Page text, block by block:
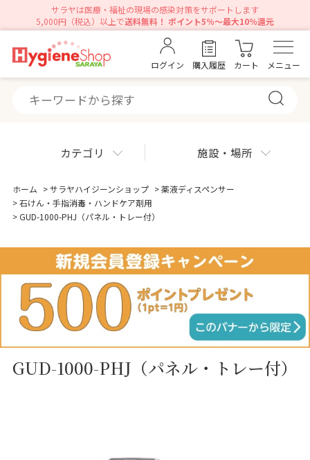
サラヤは医療・福祉の現場の感染対策をサポートします
5,000円（税込）以上で送料無料！ ポイント5％～最大10％還元
ログイン 購入履歴 カート メニュー
カテゴリ 施設・場所
ホーム >サラヤハイジーンショップ >薬液ディスペンサー
>石けん・手指消毒・ハンドケア剤用
>GUD-1000-PHJ（パネル・トレー付）
GUD-1000-PHJ（パネル・トレー付）